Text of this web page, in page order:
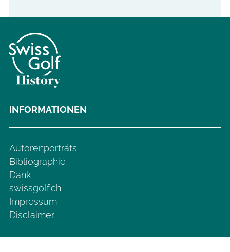
INFORMATIONEN
Autorenporträts
Bibliographie
Dank
swissgolf.ch
Impressum
Disclaimer